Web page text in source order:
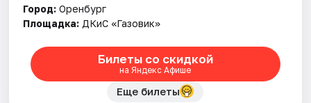
Рейтинги
Город: Оренбург
Площадка: ДКиС «Газовик»
Билеты со скидкой
на Яндекс Афише
Еще билеты